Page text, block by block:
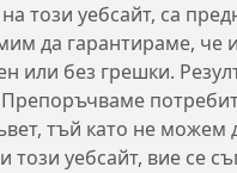
този уебсайт, са
да гарантираме, че
или без грешки.
Препоръчваме
тъй като не
уебсайт, вие се